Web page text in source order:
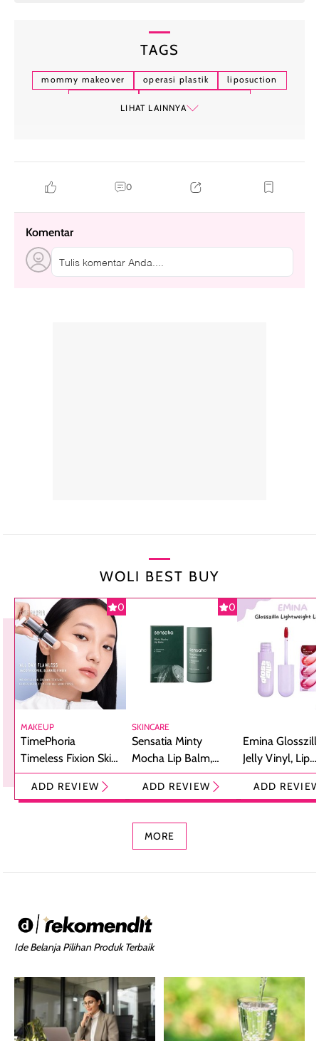
TAGS
mommy makeover operasi plastik
liposuction
LIHAT LAINNYA
0
Komentar
Tulis komentar Anda....
WOLI BEST BUY
0
MAKEUP
TimePhoria
Timeless Fixion Skin
Tint Stick,
Foundation dan
ADD REVIEW
0
SKINCARE
Sensatia Minty
Mocha Lip Balm,
Pelembap Bibir
dengan Aroma
ADD REVIEW
Emina
Jelly Vinyl, Lip
Cream Glossy
Ringan
ADD
MORE
Ide Belanja Pilihan Produk Terbaik